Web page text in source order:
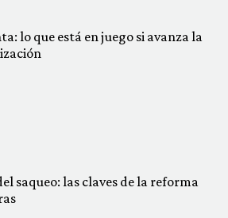
lo que está en juego si avanza la
saqueo: las claves de la reforma